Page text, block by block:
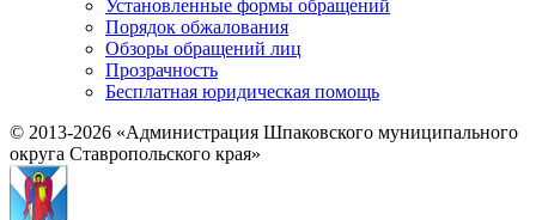
Установленные формы обращений
Порядок обжалования
Обзоры обращений лиц
Прозрачность
Бесплатная юридическая помощь
© 2013-2026 «Администрация Шпаковского муниципального
округа Ставропольского края»